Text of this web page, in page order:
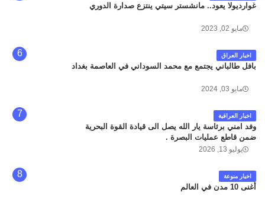
غوارديولا يعود.. مانشستر سيتي ينتزع صدارة الدوري
مايو 02, 2023
اخبار العراق
بافل طالباني يجتمع مع محمد السوداني في العاصمة بغداد
مايو 03, 2024
اخبار العراقية
وفد امني برئاسة يار الله يصل الى قيادة القوة البحرية
ضمن قاطع عمليات البصرة .
يوليو 13, 2026
اخبار منوعة
أغنى 10 مدن في العالم